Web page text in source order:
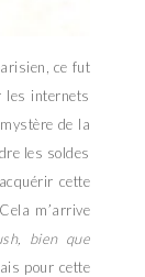
ce fut
les internets
de la
les soldes
cette
m’arrive
bien que
pour cette